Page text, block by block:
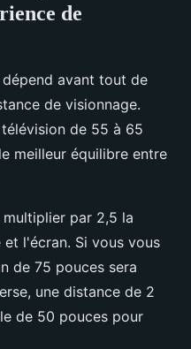
de
dépend avant tout de
de visionnage.
de 55 à 65
meilleur équilibre entre
par 2,5 la
l'écran. Si vous vous
de 75 pouces sera
une distance de 2
de 50 pouces pour